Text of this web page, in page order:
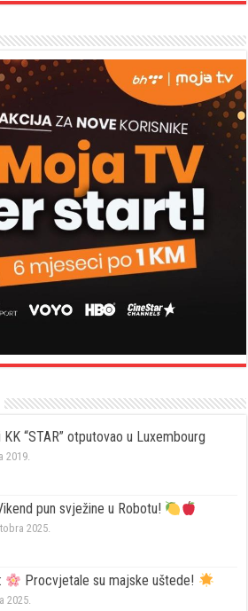
KK “STAR” otputovao u Luxembourg
2019.
pun svježine u Robotu!
2025.
Procvjetale su majske uštede!
2025.